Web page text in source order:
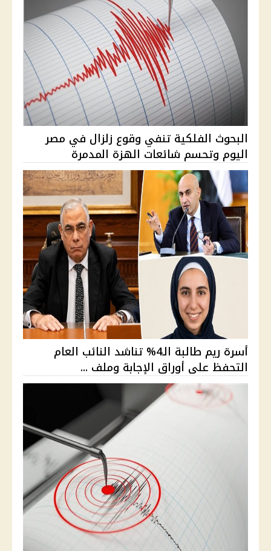
البحوث الفلكية تنفي وقوع زلزال في مصر
اليوم وتحسم شائعات الهزة المدمرة
أسرة ريم طالبة الـ4% تناشد النائب العام
التحفظ على أوراق الإجابة وملف ...